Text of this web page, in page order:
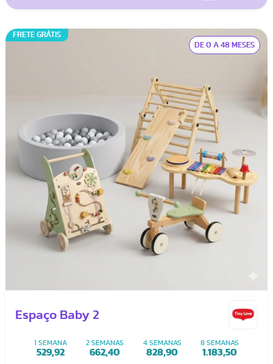
FRETE GRÁTIS
DE 0 A 48 MESES
Espaço Baby 2
1 SEMANA
529,92
2 SEMANAS
662,40
4 SEMANAS
828,90
8 SEMANAS
1.183,50